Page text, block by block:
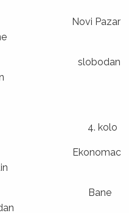
Novi Pazar
slobodan
kolo
Ekonomac
Bane